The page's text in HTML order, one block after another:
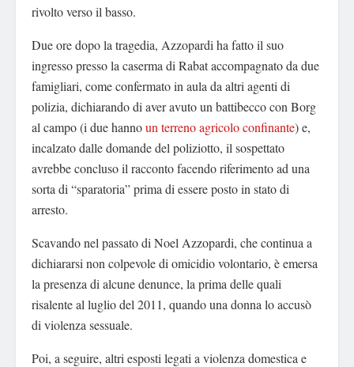
rivolto verso il basso.
Due ore dopo la tragedia, Azzopardi ha fatto il suo
ingresso presso la caserma di Rabat accompagnato da due
famigliari, come confermato in aula da altri agenti di
polizia, dichiarando di aver avuto un battibecco con Borg
al campo (i due hannoun terreno agricolo confinante) e,
incalzato dalle domande del poliziotto, il sospettato
avrebbe concluso il racconto facendo riferimento ad una
sorta di “sparatoria” prima di essere posto in stato di
arresto.
Scavando nel passato di Noel Azzopardi, che continua a
dichiararsi non colpevole di omicidio volontario, è emersa
la presenza di alcune denunce, la prima delle quali
risalente al luglio del 2011, quando una donna lo accusò
di violenza sessuale.
Poi, a seguire, altri esposti legati a violenza domestica e